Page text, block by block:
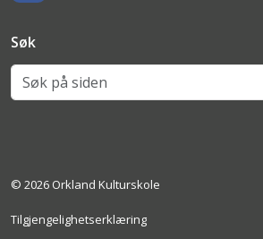
Søk
© 2026 Orkland Kulturskole
Tilgjengelighetserklæring